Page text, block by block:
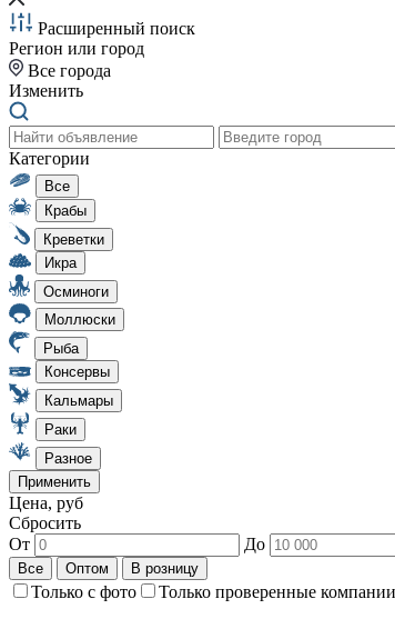
Расширенный поиск
Регион или город
Все города
Изменить
Категории
Цена, руб
Сбросить
От
До
Только с фото
Только проверенные компании